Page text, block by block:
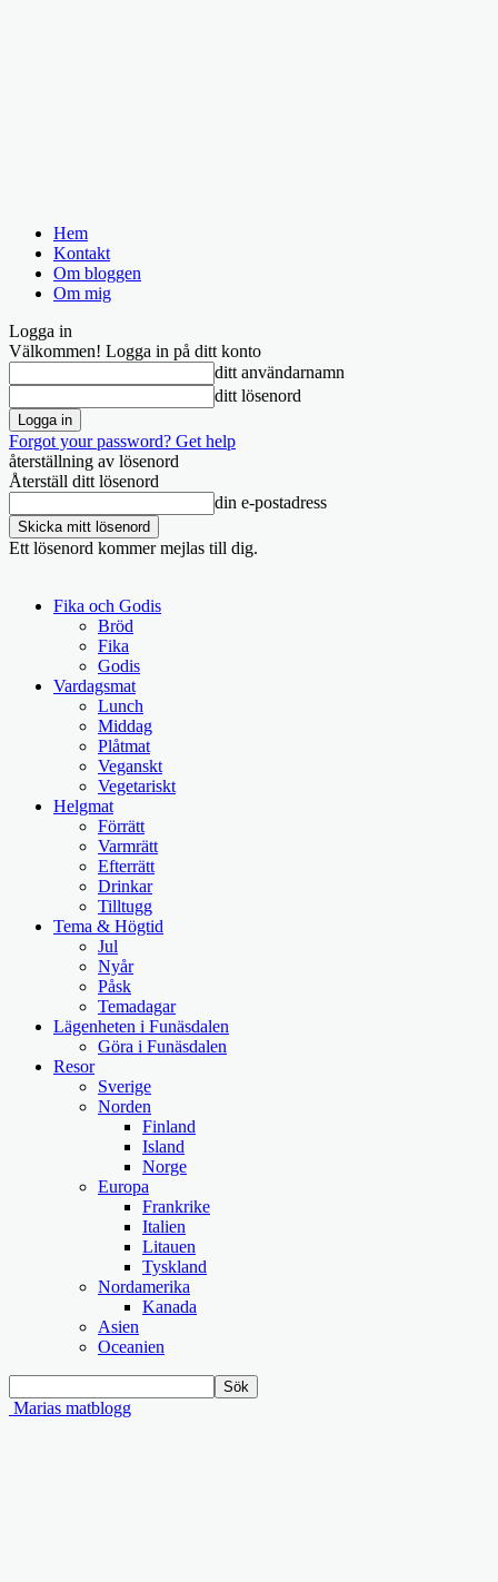
Hem
Kontakt
Om bloggen
Om mig
Logga in
Välkommen! Logga in på ditt konto
ditt användarnamn
ditt lösenord
Forgot your password? Get help
återställning av lösenord
Återställ ditt lösenord
din e-postadress
Ett lösenord kommer mejlas till dig.
Fika och Godis
Bröd
Fika
Godis
Vardagsmat
Lunch
Middag
Plåtmat
Veganskt
Vegetariskt
Helgmat
Förrätt
Varmrätt
Efterrätt
Drinkar
Tilltugg
Tema & Högtid
Jul
Nyår
Påsk
Temadagar
Lägenheten i Funäsdalen
Göra i Funäsdalen
Resor
Sverige
Norden
Finland
Island
Norge
Europa
Frankrike
Italien
Litauen
Tyskland
Nordamerika
Kanada
Asien
Oceanien
Marias matblogg